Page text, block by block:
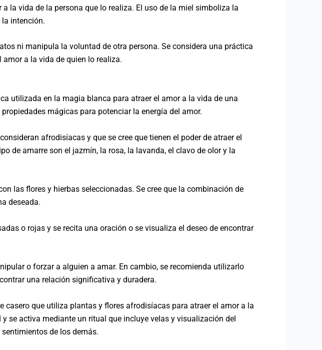
la vida de la persona que lo realiza. El uso de la miel simboliza la
la intención.
ni manipula la voluntad de otra persona. Se considera una práctica
a la vida de quien lo realiza.
utilizada en la magia blanca para atraer el amor a la vida de una
mágicas para potenciar la energía del amor.
afrodisíacas y que se cree que tienen el poder de atraer el
de amarre son el jazmín, la rosa, la lavanda, el clavo de olor y la
las flores y hierbas seleccionadas. Se cree que la combinación de
deseada.
o rojas y se recita una oración o se visualiza el deseo de encontrar
o forzar a alguien a amar. En cambio, se recomienda utilizarlo
una relación significativa y duradera.
casero que utiliza plantas y flores afrodisíacas para atraer el amor a la
se activa mediante un ritual que incluye velas y visualización del
de los demás.